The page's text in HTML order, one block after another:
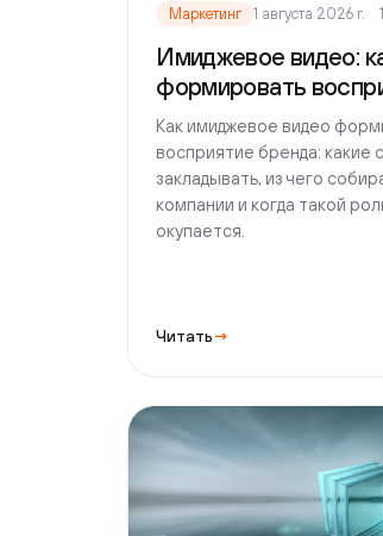
закладывать, из чего
компании и когда такой
окупается.
Читать→
Маркетинг 1 августа 2026 г. 15